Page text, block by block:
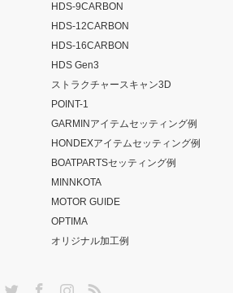
HDS-9CARBON
HDS-12CARBON
HDS-16CARBON
HDS Gen3
ストラクチャースキャン3D
POINT-1
GARMINアイテムセッティング例
HONDEXアイテムセッティング例
BOATPARTSセッティング例
MINNKOTA
MOTOR GUIDE
OPTIMA
オリジナル加工例
RSS